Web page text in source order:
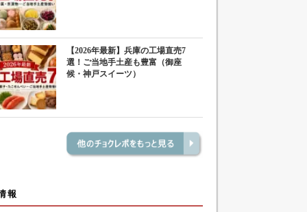
【2026年最新】兵庫の工場直売7
選！ご当地手土産も豊富（御座
候・神戸スイーツ）
報